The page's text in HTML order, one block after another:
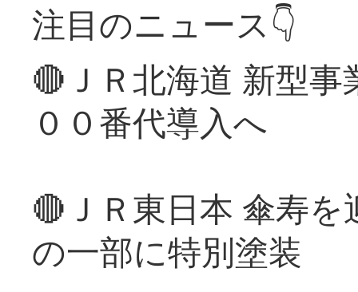
注目のニュース👇
🔴ＪＲ北海道 新型
００番代導入へ
🔴ＪＲ東日本 傘寿
の一部に特別塗装